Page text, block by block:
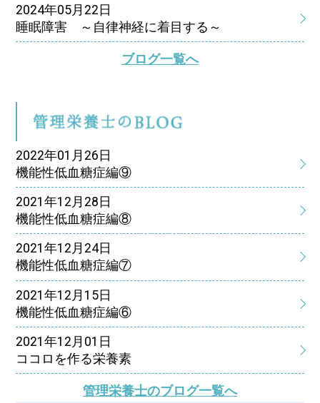
2024年05月22日
睡眠障害 ～自律神経に着目する～
ブログ一覧へ
2022年01月26日
機能性低血糖症編⑨
2021年12月28日
機能性低血糖症編⑧
2021年12月24日
機能性低血糖症編⑦
2021年12月15日
機能性低血糖症編⑥
2021年12月01日
ココロを作る栄養素
管理栄養士のブログ一覧へ